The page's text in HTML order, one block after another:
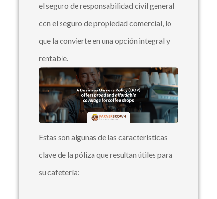
el seguro de responsabilidad civil general
con el seguro de propiedad comercial, lo
que la convierte en una opción integral y
rentable.
Estas son algunas de las características
clave de la póliza que resultan útiles para
su cafetería: